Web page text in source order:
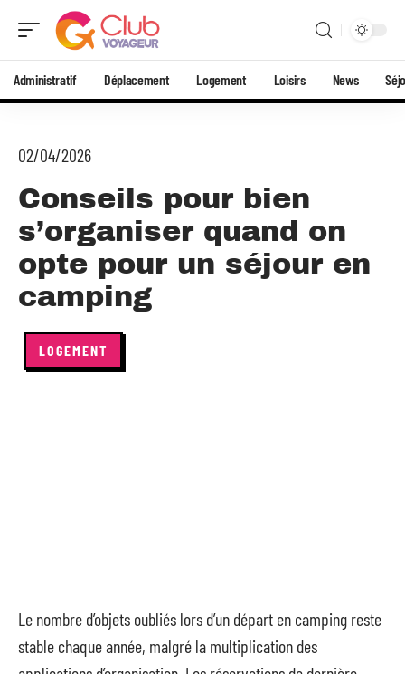
Administratif Déplacement Logement Loisirs News
02/04/2026
Conseils pour bien
s’organiser quand on
opte pour un séjour en
camping
LOGEMENT
Le nombre d’objets oubliés lors d’un départ en camping reste
stable chaque année, malgré la multiplication des